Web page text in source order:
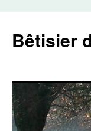
contenu
Bêtisier